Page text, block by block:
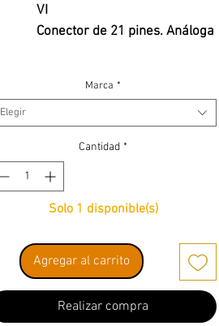
VI
Conector de 21 pines. Análoga
Marca *
Elegir
Cantidad *
Solo 1 disponible(s)
Agregar al carrito
Realizar compra